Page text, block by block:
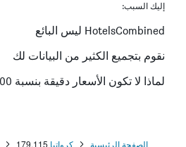
إليك السبب:
HotelsCombined ليس البائع
نقوم بتجميع الكثير من البيانات لك
لماذا لا تكون الأسعار دقيقة بنسبة 100٪؟
الصفحة الرئيسية كرواتيا 179,115